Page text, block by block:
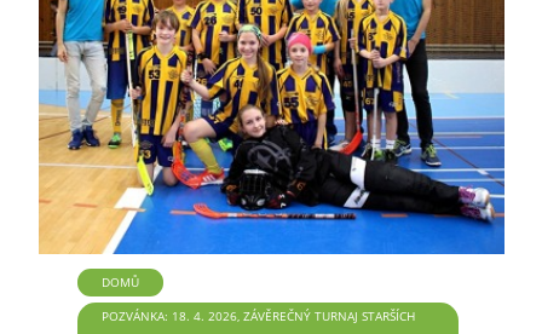
DOMŮ
POZVÁNKA: 18. 4. 2026, ZÁVĚREČNÝ TURNAJ STARŠÍCH